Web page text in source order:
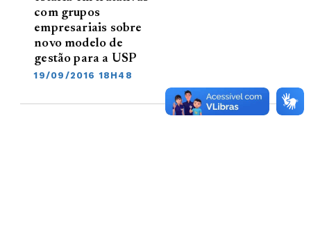
com grupos
empresariais sobre
novo modelo de
gestão para a USP
19/09/2016 18H48